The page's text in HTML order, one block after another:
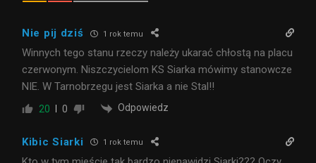
Nie pij dziś 1 rok temu
Winnych tego stanu rzeczy należy ukarać chłostą na placu
czerwonym. Niszczycielom KS Siarka mówimy stanowcze
NIE. W Tarnobrzegu jest Siarka a nie Stal!!
20 0 Odpowiedz
Kibic Siarki 1 rok temu